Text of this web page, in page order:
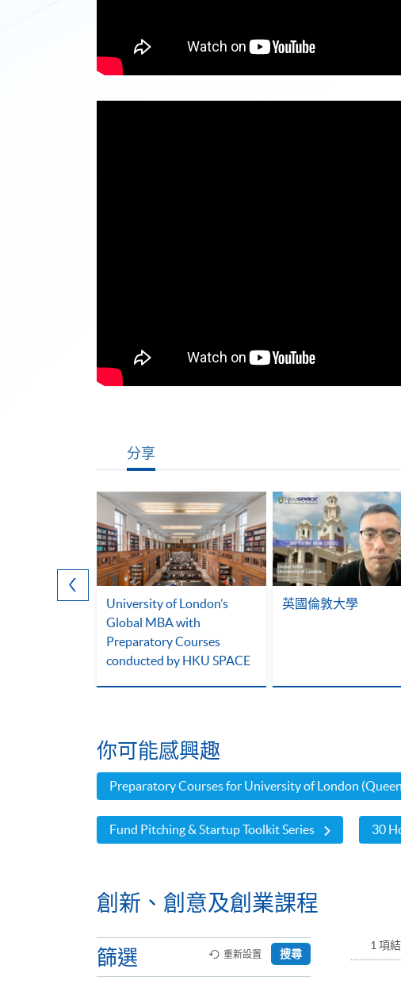
分享
Career: 機
University of London’s
Global MBA with
Preparatory Courses
conducted by HKU SPACE
英國倫敦大學
你可能感興趣
Preparatory Courses for University of London
Fund Pitching & Startup Toolkit Series 30
創新、創意及創業課程
篩選 重新設置 搜尋
1 項